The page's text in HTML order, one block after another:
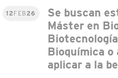
12FEB 26
Se buscan
Máster en
Bioquímica o
aplicar a la